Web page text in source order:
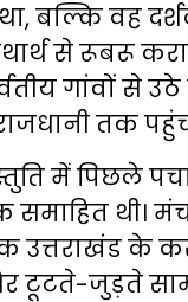
बल्कि वह
से रूबरू
गांवों से
तक
में पिछले
थी। मंच
उत्तराखंड के
टूटते-जुड़ते